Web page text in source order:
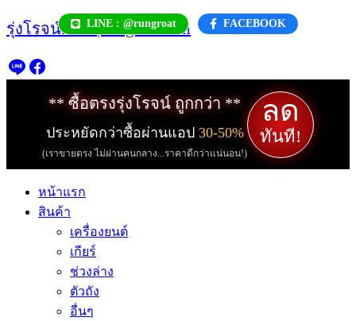
Skip
to
LINE : @rungroat FACEBOOK
รุ่งโรจน์.com | rungroat.com
** ซื้อตรงรุ่งโรจน์ ถูกกว่า **
ประหยัดกว่าซื้อผ่านแอป 30-50%
(เราขายตรง ไม่ผ่านคนกลาง...ราคาดีกว่าแน่นอน!)
ลด
ทันที!
หน้าแรก
สินค้า
เครื่องยนต์
เกียร์
ช่วงล่าง
ตัวถัง
อื่นๆ